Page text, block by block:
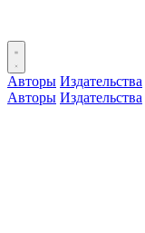
Авторы Издательства
Авторы Издательства